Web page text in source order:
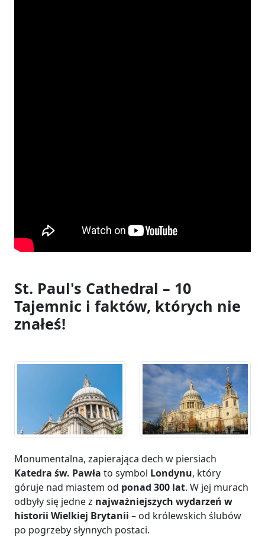
St. Paul's Cathedral – 10
Tajemnic i faktów, których nie
znałeś!
Monumentalna, zapierająca dech w piersiach
Katedra św. Pawła to symbol Londynu, który
góruje nad miastem od ponad 300 lat. W jej murach
odbyły się jedne z najważniejszych wydarzeń w
historii Wielkiej Brytanii – od królewskich ślubów
po pogrzeby słynnych postaci.